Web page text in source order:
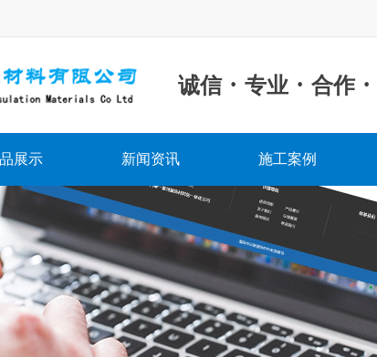
诚信 · 专业 · 合作 ·
展示 新闻资讯 施工案例